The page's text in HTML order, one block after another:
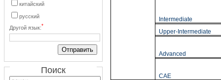
китайский
русский
Другой язык:*
Поиск
Intermediate
Upper-Intermediate
Advanced
CAE